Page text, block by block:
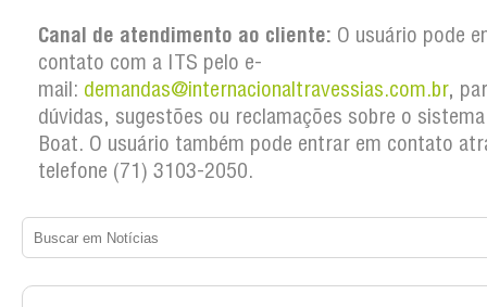
Canal de atendimento ao cliente: O usuário pode
contato com a ITS pelo e-
mail: demandas@internacionaltravessias.com.br,
dúvidas, sugestões ou reclamações sobre o
Boat. O usuário também pode entrar em contato
telefone (71) 3103-2050.